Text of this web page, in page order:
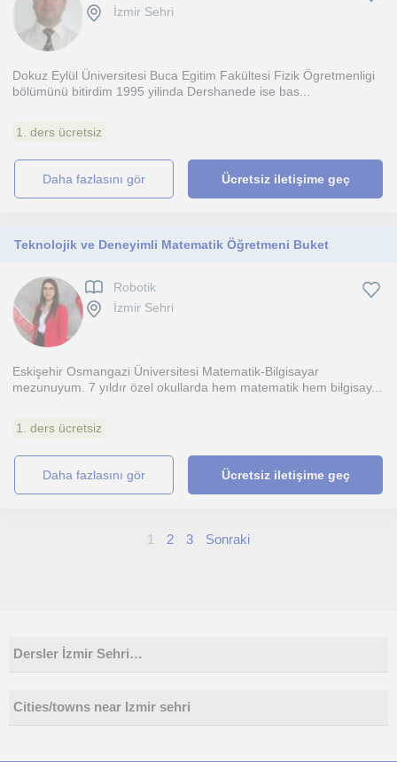
İzmir Sehri
Dokuz Eylül Üniversitesi Buca Egitim Fakültesi Fizik Ögretmenligi
bölümünü bitirdim 1995 yilinda Dershanede ise bas...
1. ders ücretsiz
daha fazlasını gör Ücretsiz iletişime geç
Teknolojik ve Deneyimli Matematik Öğretmeni Buket
Robotik
İzmir Sehri
Eskişehir Osmangazi Üniversitesi Matematik-Bilgisayar
mezunuyum. 7 yıldır özel okullarda hem matematik hem bilgisay...
1. ders ücretsiz
daha fazlasını gör Ücretsiz iletişime geç
1 2 3 Sonraki
Dersler İzmir Sehri…
Cities/towns near Izmir sehri